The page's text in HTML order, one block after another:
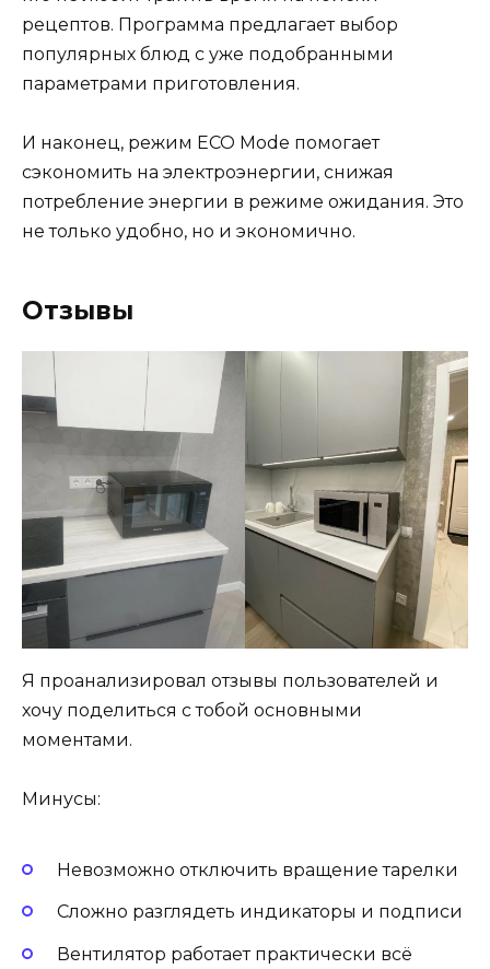
рецептов. Программа предлагает выбор
популярных блюд с уже подобранными
параметрами приготовления.
И наконец, режим ECO Mode помогает
сэкономить на электроэнергии, снижая
потребление энергии в режиме ожидания. Это
не только удобно, но и экономично.
Отзывы
Я проанализировал отзывы пользователей и
хочу поделиться с тобой основными
моментами.
Минусы:
Невозможно отключить вращение тарелки
Сложно разглядеть индикаторы и подписи
Вентилятор работает практически всё